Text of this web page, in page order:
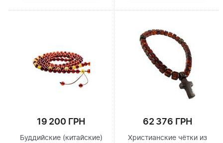
19 200 ГРН
Буддийские (китайские)
62 376 ГРН
Христианские чётки из